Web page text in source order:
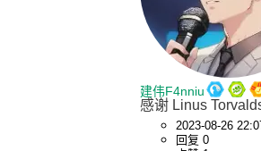
建伟F4nniu
感谢 Linus
2023-08-26
回复 0